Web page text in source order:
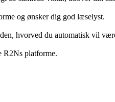
og ønsker dig god læselyst.
hvorved du automatisk vil
R2Ns platforme.